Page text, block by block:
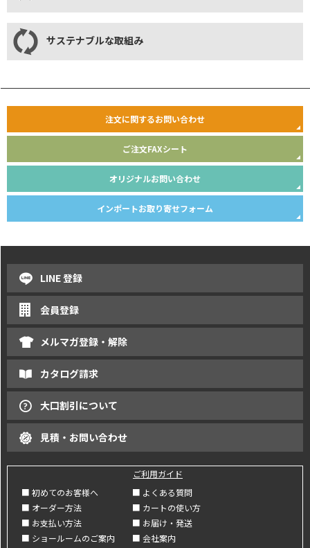
サステナブルな取組み
注文に関するお問い合わせ
ご注文FAXシート
オリジナルお問い合わせ
インポートお取り寄せフォーム
LINE 登録
会員登録
メルマガ登録・解除
カタログ請求
大口割引について
見積・お問い合わせ
ご利用ガイド
■ 初めてのお客様へ
■ よくある質問
■ オーダー方法
■ カートの使い方
■ お支払い方法
■ お届け・発送
■ ショールームのご案内
■ 会社案内